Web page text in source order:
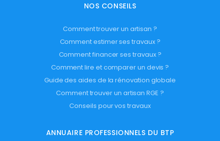
NOS CONSEILS
Comment trouver un artisan ?
Comment estimer ses travaux ?
Comment financer ses travaux ?
Comment lire et comparer un devis ?
Guide des aides de la rénovation globale
Comment trouver un artisan RGE ?
Conseils pour vos travaux
ANNUAIRE PROFESSIONNELS DU BTP